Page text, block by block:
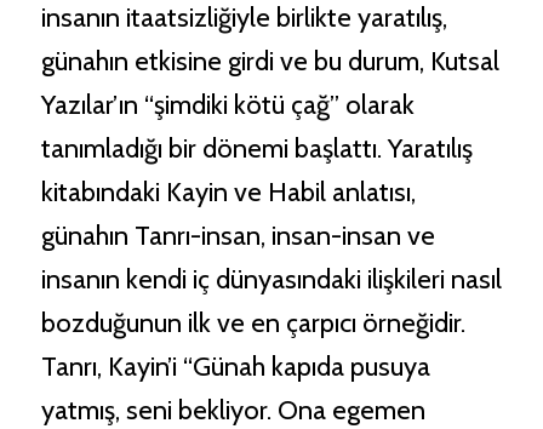
insanın itaatsizliğiyle birlikte yaratılış,
günahın etkisine girdi ve bu durum, Kutsal
Yazılar’ın “şimdiki kötü çağ” olarak
tanımladığı bir dönemi başlattı. Yaratılış
kitabındaki Kayin ve Habil anlatısı,
günahın Tanrı-insan, insan-insan ve
insanın kendi iç dünyasındaki ilişkileri nasıl
bozduğunun ilk ve en çarpıcı örneğidir.
Tanrı, Kayin’i “Günah kapıda pusuya
yatmış, seni bekliyor. Ona egemen